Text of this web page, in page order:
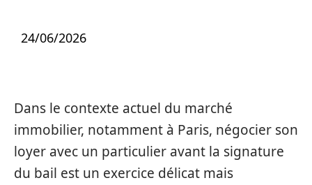
24/06/2026
Dans le contexte actuel du marché
immobilier, notamment à Paris, négocier son
loyer avec un particulier avant la signature
du bail est un exercice délicat mais